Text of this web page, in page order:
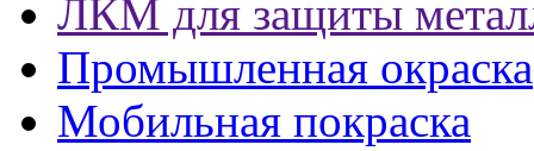
ЛКМ для защиты
Промышленная окраска
Мобильная покраска